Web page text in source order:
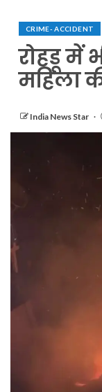
CRIME- ACCIDENT
रोहडू में
महिला
India News Star